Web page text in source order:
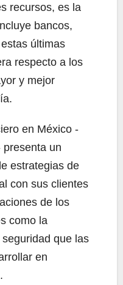
recursos, es la
bancos,
últimas
respecto a los
y mejor
en México -
presenta un
estrategias de
con sus clientes
de los
como la
que las
en